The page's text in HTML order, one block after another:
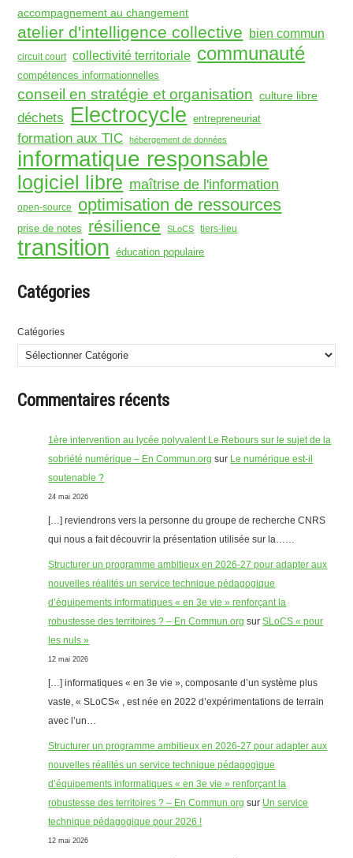
accompagnement au changement
atelier d'intelligence collective bien commun
circuit court collectivité territoriale communauté
compétences informationnelles
conseil en stratégie et organisation culture libre
déchets Electrocycle entrepreneuriat
formation aux TIC hébergement de données
informatique responsable
logiciel libre maîtrise de l'information
open-source optimisation de ressources
prise de notes résilience SLoCS tiers-lieu
transition éducation populaire
Catégories
Catégories
Commentaires récents
1ère intervention au lycée polyvalent Le Rebours sur le sujet de la
sobriété numérique – En Commun.org sur Le numérique est-il
soutenable ?
24 mai 2026
[…] reviendrons vers la personne du groupe de recherche CNRS
qui nous a fait découvrir la présentation utilisée sur la……
Structurer un programme ambitieux en 2026-27 pour adapter aux
nouvelles réalités un service technique pédagogique
d’équipements informatiques « en 3e vie » renforçant la
robustesse des territoires ? – En Commun.org surSLoCS « pour
les nuls »
12 mai 2026
[…] informatiques « en 3e vie », composante d’un système plus
vaste, « SLoCS« , est née en 2022 d’expérimentations de terrain
avec l’un…
Structurer un programme ambitieux en 2026-27 pour adapter aux
nouvelles réalités un service technique pédagogique
d’équipements informatiques « en 3e vie » renforçant la
robustesse des territoires ? – En Commun.org sur Un service
technique pédagogique pour 2026 !
12 mai 2026